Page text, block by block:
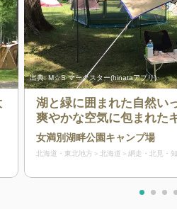
出典:M☆S マークスター(hinataアプリ)
湖と緑に囲まれた自然い
爽やかな空気に包まれた
女満別湖畔公園キャンプ場
北海道・東北地方 北海道 網走・北見・